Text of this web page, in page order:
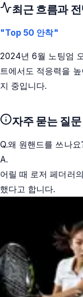
최근 흐름과
"Top 50 안착"
2024년 6월 노팅엄
트에서도 적응력을
지 중입니다.
자주 묻는 질문
Q.왜 원핸드를 쓰나요
A.
어릴 때 로저 페더러
했다고 합니다.